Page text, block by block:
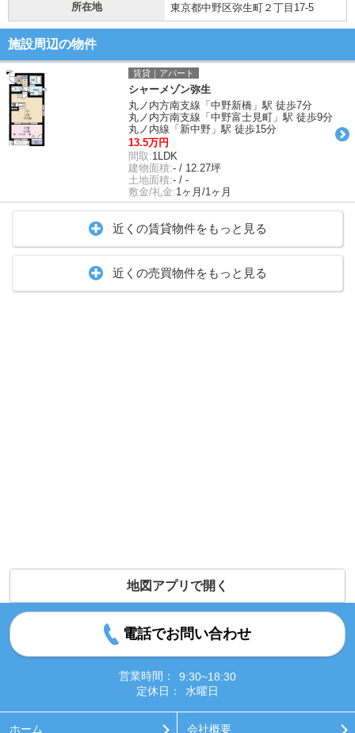
所在地 東京都中野区弥生町２丁目17-5
施設周辺の物件
賃貸｜アパート
シャーメゾン弥生
丸ノ内方南支線「中野新橋」駅 徒歩7分
丸ノ内方南支線「中野富士見町」駅 徒歩9分
丸ノ内線「新中野」駅 徒歩15分
13.5万円
間取:1LDK
建物面積:- / 12.27坪
土地面積:- / -
敷金/礼金:1ヶ月/1ヶ月
近くの賃貸物件をもっと見る
近くの売買物件をもっと見る
地図アプリで開く
電話でお問い合わせ
営業時間：
9:30~18:30
定休日：
水曜日
ホーム 会社概要